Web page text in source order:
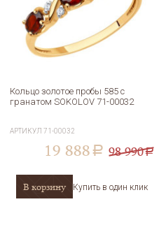
Кольцо золотое пробы 585 с
гранатом SOKOLOV 71-00032
АРТИКУЛ71-00032
19 888 a 98 990a
В корзину Купить в один клик